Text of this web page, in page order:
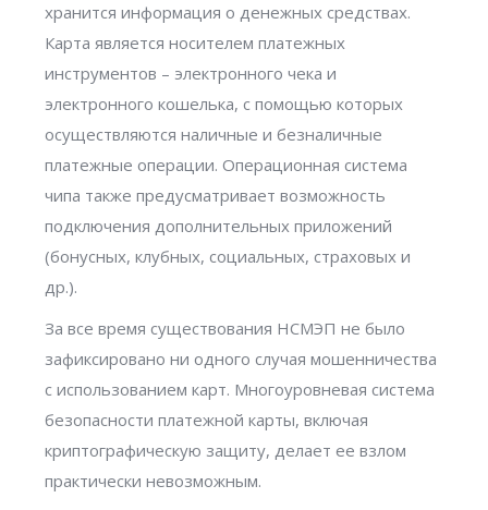
хранится информация о денежных средствах.
Карта является носителем платежных
инструментов – электронного чека и
электронного кошелька, с помощью которых
осуществляются наличные и безналичные
платежные операции. Операционная система
чипа также предусматривает возможность
подключения дополнительных приложений
(бонусных, клубных, социальных, страховых и
др.).
За все время существования НСМЭП не было
зафиксировано ни одного случая мошенничества
с использованием карт. Многоуровневая система
безопасности платежной карты, включая
криптографическую защиту, делает ее взлом
практически невозможным.